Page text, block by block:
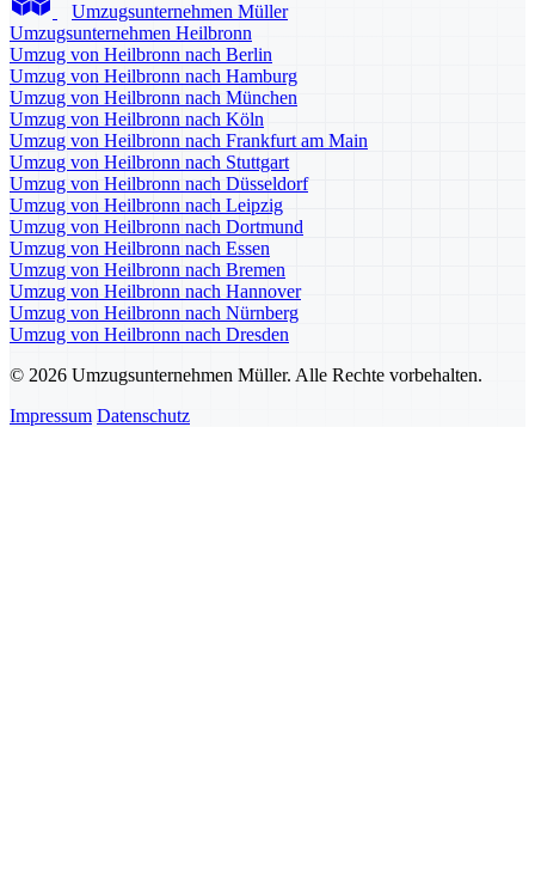
Umzugsunternehmen Müller
Umzugsunternehmen Heilbronn
Umzug von Heilbronn nach Berlin
Umzug von Heilbronn nach Hamburg
Umzug von Heilbronn nach München
Umzug von Heilbronn nach Köln
Umzug von Heilbronn nach Frankfurt am Main
Umzug von Heilbronn nach Stuttgart
Umzug von Heilbronn nach Düsseldorf
Umzug von Heilbronn nach Leipzig
Umzug von Heilbronn nach Dortmund
Umzug von Heilbronn nach Essen
Umzug von Heilbronn nach Bremen
Umzug von Heilbronn nach Hannover
Umzug von Heilbronn nach Nürnberg
Umzug von Heilbronn nach Dresden
© 2026 Umzugsunternehmen Müller. Alle Rechte vorbehalten.
Impressum Datenschutz